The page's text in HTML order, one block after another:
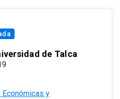
de Talca
Económicas y